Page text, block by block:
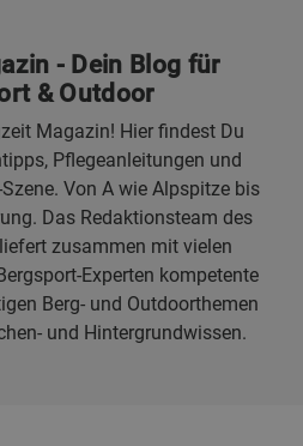
- Dein Blog für
& Outdoor
Magazin! Hier findest Du
Pflegeanleitungen und
Von A wie Alpspitze bis
Das Redaktionsteam des
zusammen mit vielen
Experten kompetente
Berg- und Outdoorthemen
und Hintergrundwissen.